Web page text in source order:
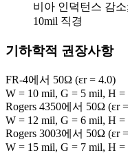
비아 인덕턴스 감
10mil 직경
기하학적 권장사항
FR-4에서 50Ω (εr = 4.0)
W = 10 mil, G = 5 mil, H =
Rogers 4350에서 50Ω (εr
W = 12 mil, G = 6 mil, H =
Rogers 3003에서 50Ω (εr
W = 15 mil, G = 7 mil, H =